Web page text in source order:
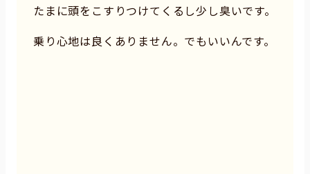
たまに頭をこすりつけてくるし少し臭いです。
乗り心地は良くありません。でもいいんです。